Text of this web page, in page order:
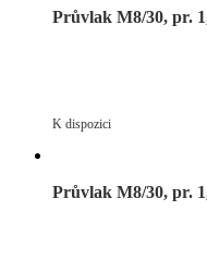
Průvlak M8/30, pr.
K dispozici
Průvlak M8/30, pr.